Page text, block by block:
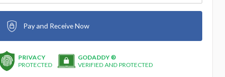
Pay and Receive Now
PRIVACY
PROTECTED
GODADDY ®
VERIFIED AND PROTECTED